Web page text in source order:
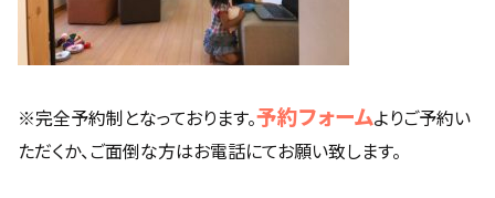
※完全予約制となっております。予約フォームよりご予約い
ただくか、ご面倒な方はお電話にてお願い致します。